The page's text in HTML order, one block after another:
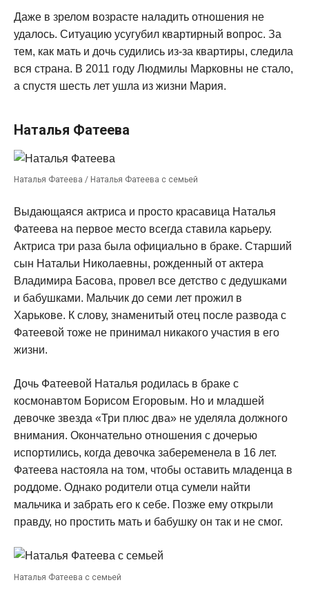
Даже в зрелом возрасте наладить отношения не
удалось. Ситуацию усугубил квартирный вопрос. За
тем, как мать и дочь судились из-за квартиры, следила
вся страна. В 2011 году Людмилы Марковны не стало,
а спустя шесть лет ушла из жизни Мария.
Наталья Фатеева
Наталья Фатеева / Наталья Фатеева с семьей
Выдающаяся актриса и просто красавица Наталья
Фатеева на первое место всегда ставила карьеру.
Актриса три раза была официально в браке. Старший
сын Натальи Николаевны, рожденный от актера
Владимира Басова, провел все детство с дедушками
и бабушками. Мальчик до семи лет прожил в
Харькове. К слову, знаменитый отец после развода с
Фатеевой тоже не принимал никакого участия в его
жизни.
Дочь Фатеевой Наталья родилась в браке с
космонавтом Борисом Егоровым. Но и младшей
девочке звезда «Три плюс два» не уделяла должного
внимания. Окончательно отношения с дочерью
испортились, когда девочка забеременела в 16 лет.
Фатеева настояла на том, чтобы оставить младенца в
роддоме. Однако родители отца сумели найти
мальчика и забрать его к себе. Позже ему открыли
правду, но простить мать и бабушку он так и не смог.
Наталья Фатеева с семьей